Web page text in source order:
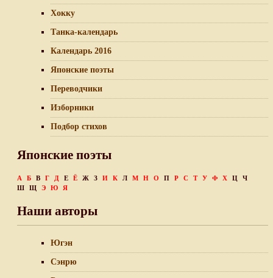
Хокку
Танка-календарь
Календарь 2016
Японские поэты
Переводчики
Изборники
Подбор стихов
Японские поэты
А Б В Г Д Е Ё Ж З И К Л М Н О П Р С Т У Ф Х Ц
Ч
Ш
Щ Э Ю Я
Наши авторы
Югэн
Сэнрю